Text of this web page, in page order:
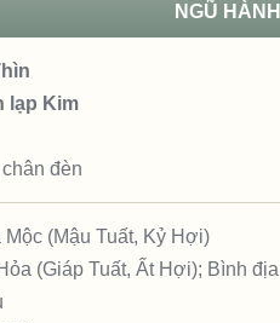
NGŨ HÀNH
lạp Kim
đèn
Mộc (Mậu Tuất, Kỷ Hợi)
(Giáp Tuất, Ất Hợi); Bình